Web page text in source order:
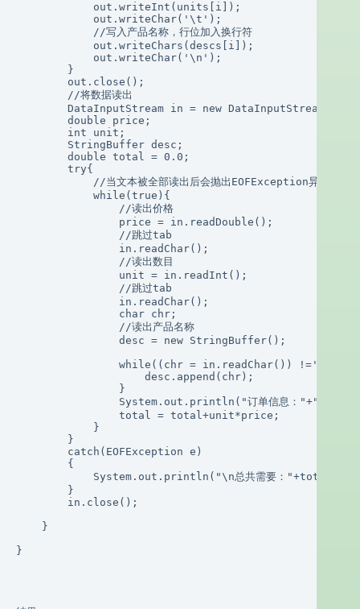
            out.writeInt(units[i]);
            out.writeChar('\t');
            //写入产品名称，行位加入换行符
            out.writeChars(descs[i]);
            out.writeChar('\n');
        }
        out.close();
        //将数据读出
DataInputStream in = new DataInputStream(new
        double price;
        int unit;
        StringBuffer desc;
        double total = 0.0;
        try{
//当文本被全部读出后会抛出EOFException异常，中
            while(true){
                //读出价格
                price = in.readDouble();
                //跳过tab
                in.readChar();
                //读出数目
                unit = in.readInt();
                //跳过tab
                in.readChar();
                char chr;
                //读出产品名称
                desc = new StringBuffer();
                while((chr = in.readChar()) !='\n'){
                    desc.append(chr);
                }
System.out.println("订单信息："+"产品名
                total = total+unit*price;
            }
        }
        catch(EOFException e)
        {
System.out.println("\n总共需要："+total+"元
        }
        in.close();
    }
}